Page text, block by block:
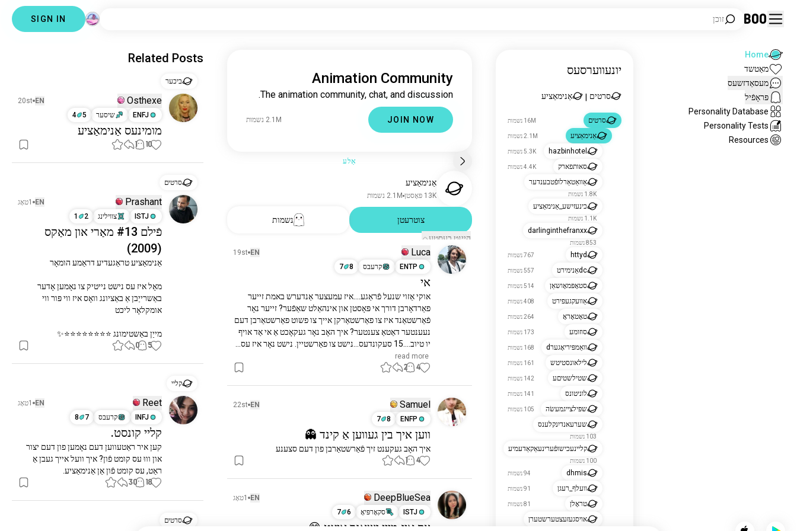
Boo זוכן SIGN IN
Home
מאַטשד
מעסאַדזשעס
פּראָפֿיל
Personality Database
Personality Tests
Resources
יונעווערסעס
סרטים אַנימאַציע
סרטים 16M נשמות
אַנימאַציע 2.1M נשמות
hazbinhotel 5.3K נשמות
סאותפארק 4.4K נשמות
אַוואַטאַרלופֿטבענדער
1.8K נשמות
כינעזישע_אַנימאַציע
1.1K נשמות
darlinginthefranxx
853 נשמות
httyd 767 נשמות
dcאַנימירט 557 נשמות
סטאָפּמאָושאַן 514 נשמות
אַוועקגעפירט 408 נשמות
טאָטאָראָ 264 נשמות
סוזומע 173 נשמות
וואַמפּיריאָגערd 168 נשמות
לילאונסטיטש 161 נשמות
שטילשטיםע 142 נשמות
לוניטונס 141 נשמות
שפּילצייגמעשׂה 105 נשמות
שערעאנדיִנקלענס
103 נשמות
קליינעכישופֿערינעאַקאַדעמיע
100 נשמות
dhmis 94 נשמות
וועלף_רעגן 91 נשמות
טראָלן 81 נשמות
אויסגעזעצטערשטערן
Animation Community
The animation community, chat, and discussion.
JOIN NOW 2.1M נשמות
אַלע
אַנימאַציע
13K פּאָסטן 2.1M נשמות
צוטרעטן
נשמות
היינט בעסטע
Luca
EN
19st
ENTP
קרעבס 8
7
אי
אוקי אַזוי שנעל פֿראַגע....איז עמעצער אַנדערש באמת זייער
פאַרדאָרבן דורך אי פּאָסטן און אינהאַלט שאַפֿער? זייער נאָר
נעענטער דאַטאַ צענטער? איך האָב נאָר געקאָכט אַ אי אַד אויף
יו טיוב....15 סעקונדעס...נישט צו פאַרשטיין. נישט נאָר איז עס...
4
2
Samuel
EN
22st
ENFP
8
7
ווען איך בין געווען אַ קינד 👻
איך האָב געקענט זיך פֿאַרשטאַרבן פון דעם סצענע
4
1
DeepBlueSea
EN 1טאָג
ISTJ
סקאָרפּיאָ 6
7
עס איז מיין זשאנר איצט 😁
Related Posts
ביכער
Osthexe
EN
20st
ENFJ
שיסער 5
4
מומינעס אַנימאַציע
10
1
סרטים
Prashant
EN 1טאָג
ISTJ
צווילינג 2
1
פֿילם #13 מאַרי און מאַקס
(2009)
מייַן באַשטימונג ⭐⭐⭐⭐⭐⭐⭐⭐✨
5
0
קליי
Reet
EN 1טאָג
INFJ
קרעבס 7
8
קליי קונסט.
ראַט, עס קומט פֿון אַן אַנימאַציע.
18
30
סרטים